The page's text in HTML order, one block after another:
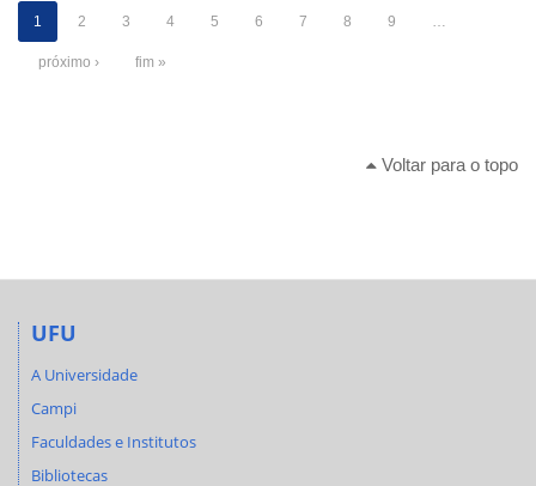
1 2 3 4 5 6 7 8 9
próximo › fim »
Voltar para o topo
UFU
A Universidade
Campi
Faculdades e Institutos
Bibliotecas